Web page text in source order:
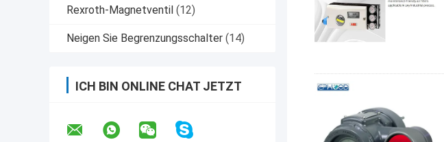
Rexroth-Magnetventil (12)
Neigen Sie Begrenzungsschalter (14)
ICH BIN ONLINE CHAT JETZT